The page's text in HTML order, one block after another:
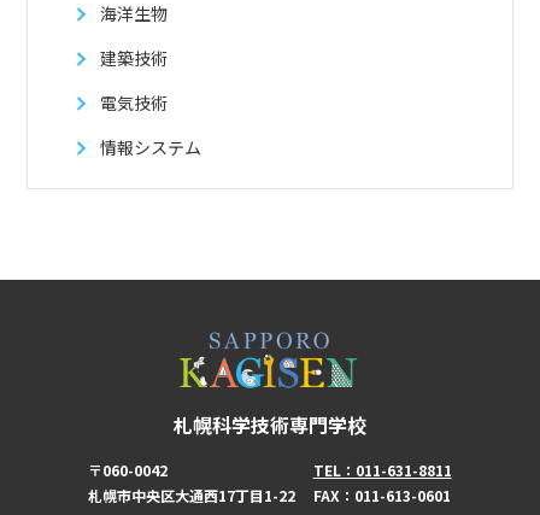
海洋生物
建築技術
電気技術
情報システム
札幌科学技術専門学校
〒060-0042
札幌市中央区大通西17丁目1-22
TEL：011-631-8811
FAX：011-613-0601